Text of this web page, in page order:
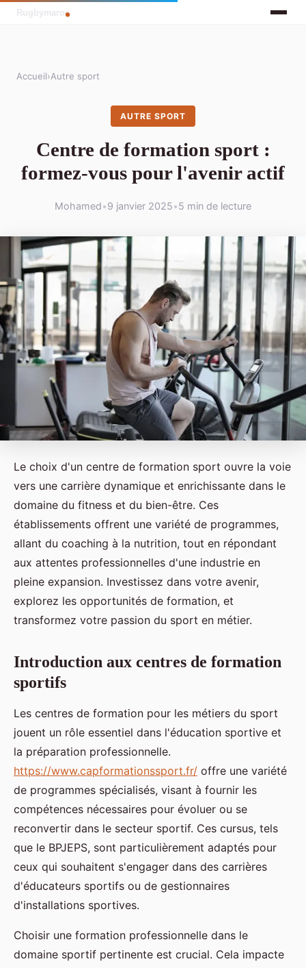
Accueil›Autre sport
AUTRE SPORT
Centre de formation sport :
formez-vous pour l'avenir actif
Mohamed•9 janvier 2025•5 min de lecture
Le choix d'un centre de formation sport ouvre la voie
vers une carrière dynamique et enrichissante dans le
domaine du fitness et du bien-être. Ces
établissements offrent une variété de programmes,
allant du coaching à la nutrition, tout en répondant
aux attentes professionnelles d'une industrie en
pleine expansion. Investissez dans votre avenir,
explorez les opportunités de formation, et
transformez votre passion du sport en métier.
Introduction aux centres de formation
sportifs
Les centres de formation pour les métiers du sport
jouent un rôle essentiel dans l'éducation sportive et
la préparation professionnelle.
https://www.capformationssport.fr/ offre une variété
de programmes spécialisés, visant à fournir les
compétences nécessaires pour évoluer ou se
reconvertir dans le secteur sportif. Ces cursus, tels
que le BPJEPS, sont particulièrement adaptés pour
ceux qui souhaitent s'engager dans des carrières
d'éducateurs sportifs ou de gestionnaires
d'installations sportives.
Choisir une formation professionnelle dans le
domaine sportif pertinente est crucial. Cela impacte